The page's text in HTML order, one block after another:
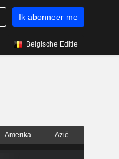
Ik abonneer me
Belgische Editie
Amerika Azië